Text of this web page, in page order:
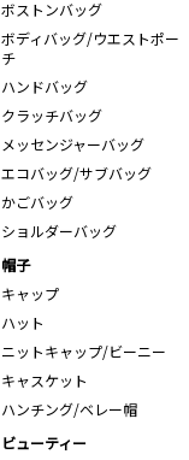
ボストンバッグ
ボディバッグ/ウエストポー
チ
ハンドバッグ
クラッチバッグ
メッセンジャーバッグ
エコバッグ/サブバッグ
かごバッグ
ショルダーバッグ
帽子
キャップ
ハット
ニットキャップ/ビーニー
キャスケット
ハンチング/ベレー帽
ビューティー